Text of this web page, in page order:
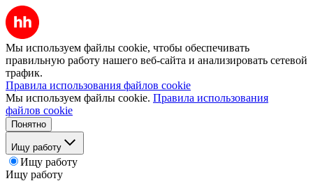
Мы используем файлы cookie, чтобы обеспечивать
правильную работу нашего веб-сайта и анализировать сетевой
трафик.
Правила использования файлов cookie
Мы используем файлы cookie. Правила использования
файлов cookie
Понятно
Ищу работу
Ищу работу
Ищу работу